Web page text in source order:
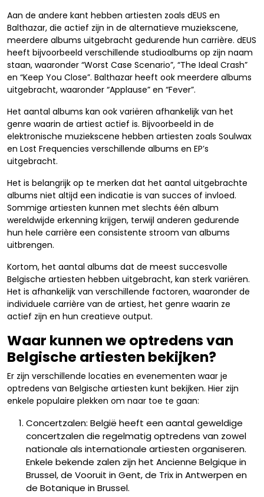
Aan de andere kant hebben artiesten zoals dEUS en
Balthazar, die actief zijn in de alternatieve muziekscene,
meerdere albums uitgebracht gedurende hun carrière. dEUS
heeft bijvoorbeeld verschillende studioalbums op zijn naam
staan, waaronder “Worst Case Scenario”, “The Ideal Crash”
en “Keep You Close”. Balthazar heeft ook meerdere albums
uitgebracht, waaronder “Applause” en “Fever”.
Het aantal albums kan ook variëren afhankelijk van het
genre waarin de artiest actief is. Bijvoorbeeld in de
elektronische muziekscene hebben artiesten zoals Soulwax
en Lost Frequencies verschillende albums en EP’s
uitgebracht.
Het is belangrijk op te merken dat het aantal uitgebrachte
albums niet altijd een indicatie is van succes of invloed.
Sommige artiesten kunnen met slechts één album
wereldwijde erkenning krijgen, terwijl anderen gedurende
hun hele carrière een consistente stroom van albums
uitbrengen.
Kortom, het aantal albums dat de meest succesvolle
Belgische artiesten hebben uitgebracht, kan sterk variëren.
Het is afhankelijk van verschillende factoren, waaronder de
individuele carrière van de artiest, het genre waarin ze
actief zijn en hun creatieve output.
Waar kunnen we optredens van
Belgische artiesten bekijken?
Er zijn verschillende locaties en evenementen waar je
optredens van Belgische artiesten kunt bekijken. Hier zijn
enkele populaire plekken om naar toe te gaan:
Concertzalen: België heeft een aantal geweldige
concertzalen die regelmatig optredens van zowel
nationale als internationale artiesten organiseren.
Enkele bekende zalen zijn het Ancienne Belgique in
Brussel, de Vooruit in Gent, de Trix in Antwerpen en
de Botanique in Brussel.